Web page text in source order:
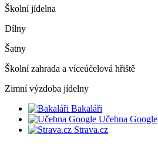
Školní jídelna
Dílny
Šatny
Školní zahrada a víceúčelová hřiště
Zimní výzdoba jídelny
Bakaláři
Učebna Google
Strava.cz